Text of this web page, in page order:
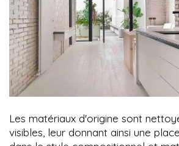
Les matériaux d'origine sont
visibles, leur donnant ainsi une